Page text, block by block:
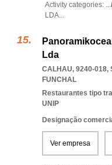
Activity categories: ...
LDA...
Lda
CALHAU, 9240-018,
FUNCHAL
Restaurantes tipo
UNIP
Designação
Ver empresa